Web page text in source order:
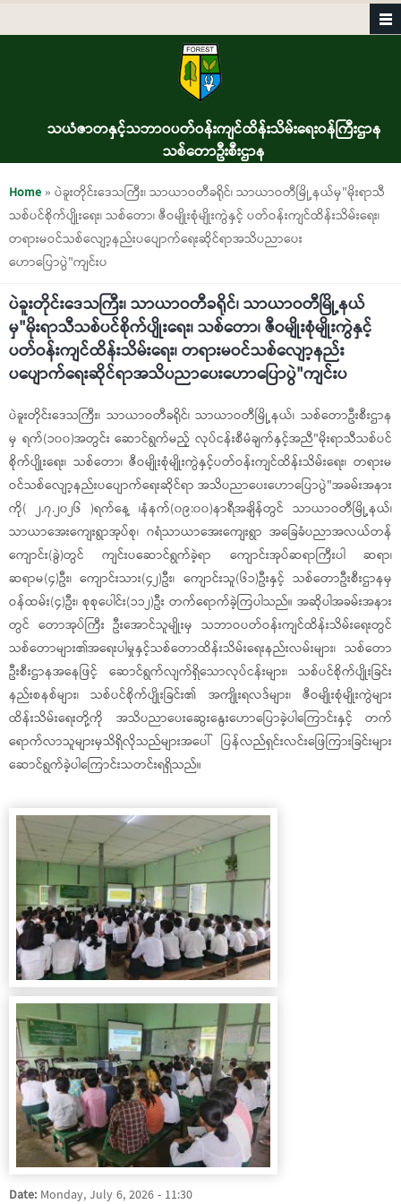
သယံဇာတနှင့်သဘာဝပတ်ဝန်းကျင်ထိန်းသိမ်းရေးဝန်ကြီးဌာန
သစ်တောဦးစီးဌာန
You are here
Home» ‎ပဲခူးတိုင်းဒေသကြီး၊ သာယာဝတီခရိုင်၊ သာယာဝတီမြို့နယ်မှ"မိုးရာသီ
သစ်ပင်စိုက်ပျိုးရေး၊ သစ်တော၊ ဇီဝမျိုးစုံမျိုးကွဲနှင့် ပတ်ဝန်းကျင်ထိန်းသိမ်းရေး၊
တရားမဝင်သစ်လျော့နည်းပပျောက်ရေးဆိုင်ရာအသိပညာပေး
ဟောပြောပွဲ"ကျင်းပ
‎ပဲခူးတိုင်းဒေသကြီး၊ သာယာဝတီခရိုင်၊ သာယာဝတီမြို့နယ်
မှ"မိုးရာသီသစ်ပင်စိုက်ပျိုးရေး၊ သစ်တော၊ ဇီဝမျိုးစုံမျိုးကွဲနှင့်
ပတ်ဝန်းကျင်ထိန်းသိမ်းရေး၊ တရားမဝင်သစ်လျော့နည်း
ပပျောက်ရေးဆိုင်ရာအသိပညာပေးဟောပြောပွဲ"ကျင်းပ
ပဲခူးတိုင်းဒေသကြီး၊ သာယာဝတီခရိုင်၊ သာယာဝတီမြို့နယ်၊ သစ်တောဦးစီးဌာန
မှ ရက်(၁၀၀)အတွင်း ဆောင်ရွက်မည့် လုပ်ငန်းစီမံချက်နှင့်အညီ"မိုးရာသီသစ်ပင်
စိုက်ပျိုးရေး၊ သစ်တော၊ ဇီဝမျိုးစုံမျိုးကွဲနှင့်ပတ်ဝန်းကျင်ထိန်းသိမ်းရေး၊ တရားမ
ဝင်သစ်လျော့နည်းပပျောက်ရေးဆိုင်ရာ အသိပညာပေးဟောပြောပွဲ"အခမ်းအနား
ကို( ၂.၇.၂၀၂၆ )ရက်နေ့ ၊နံနက်(၀၉:၀၀)နာရီအချိန်တွင် သာယာဝတီမြို့နယ်၊
သာယာ​အေးကျေးရွာအုပ်စု၊ ဂရံသာယာ​အေးကျေးရွာ ​အ​ခြေခံပညာအလယ်တန်
ကျောင်း(ခွဲ)တွင် ကျင်းပဆောင်ရွက်ခဲ့ရာ ​​ကျောင်းအုပ်ဆရာကြီးပါ ဆရာ၊
ဆရာမ(၄)ဦး၊ ​ကျောင်းသား(၄၂)ဦး၊ ​ကျောင်းသူ(၆၁)ဦးနှင့် သစ်တောဦးစီးဌာနမှ
ဝန်ထမ်း(၄)ဦး၊ စုစုပေါင်း(၁၁၂)ဦး တက်ရောက်ခဲ့ကြပါသည်။ ‎အဆိုပါအခမ်းအနား
တွင် တောအုပ်ကြီး ဦး​အောင်သူမျိုးမှ သဘာဝပတ်ဝန်းကျင်ထိန်းသိမ်းရေးတွင်
သစ်တောများ၏အရေးပါမှုနှင့်သစ်တောထိန်းသိမ်းရေးနည်းလမ်းများ၊ သစ်တော
ဦးစီးဌာနအနေဖြင့် ဆောင်ရွက်လျက်ရှိသောလုပ်ငန်းများ၊ သစ်ပင်စိုက်ပျိုးခြင်း
နည်းစနစ်များ၊ သစ်ပင်စိုက်ပျိုးခြင်း၏ အကျိုးရလဒ်များ၊ ဇီဝမျိုးစုံမျိုးကွဲများ
ထိန်းသိမ်းရေးတို့ကို အသိပညာပေးဆွေးနွေးဟောပြောခဲ့ပါကြောင်းနှင့် တက်
ရောက်လာသူများမှသိရှိလိုသည်များအပေါ် ပြန်လည်ရှင်းလင်းဖြေကြားခြင်းများ
ဆောင်ရွက်ခဲ့ပါကြောင်းသတင်းရရှိသည်။
Date: Monday, July 6, 2026 - 11:30